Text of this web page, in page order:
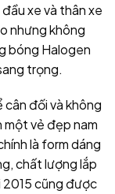
xe và thân xe
nhưng không
bóng Halogen
trọng.
đối và không
một vẻ đẹp nam
là form dáng
chất lượng lắp
2015 cũng được